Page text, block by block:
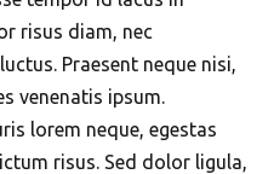
risus diam, nec
Praesent neque nisi,
venenatis ipsum.
lorem neque, egestas
risus. Sed dolor ligula,